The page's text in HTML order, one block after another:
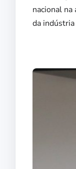
nacional
da indústria